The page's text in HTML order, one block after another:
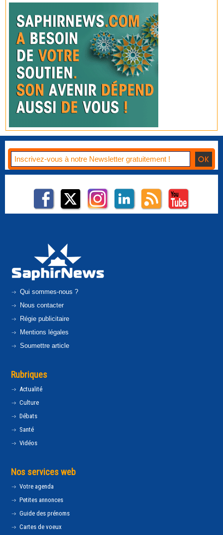
Qui sommes-nous ?
Nous contacter
Régie publicitaire
Mentions légales
Soumettre article
Rubriques
Actualité
Culture
Débats
Santé
Vidéos
Nos services web
Votre agenda
Petites annonces
Guide des prénoms
Cartes de voeux